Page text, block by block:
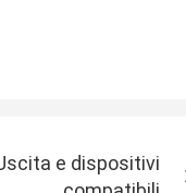
e dispositivi